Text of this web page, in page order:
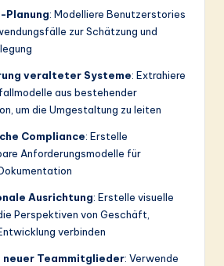
Planung: Modelliere Benutzerstories
zur Schätzung und
veralteter Systeme: Extrahiere
aus bestehender
um die Umgestaltung zu leiten
Compliance: Erstelle
Anforderungsmodelle für
Ausrichtung: Erstelle visuelle
Perspektiven von Geschäft,
verbinden
neuer Teammitglieder: Verwende